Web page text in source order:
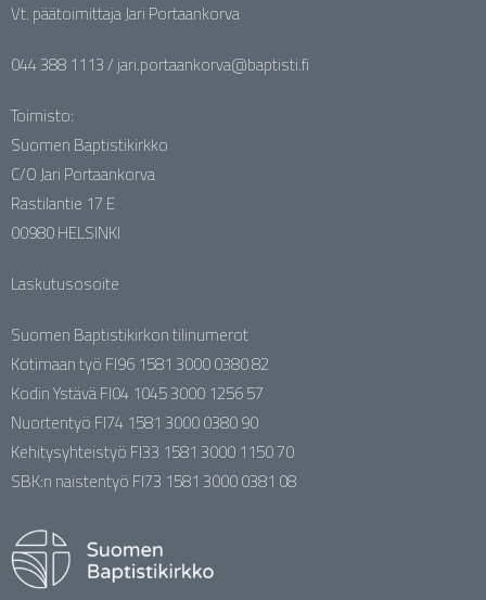
Vt. päätoimittaja Jari Portaankorva
044 388 1113 / jari.portaankorva@baptisti.fi
Toimisto:
Suomen Baptistikirkko
C/O Jari Portaankorva
Rastilantie 17 E
00980 HELSINKI
Laskutusosoite
Suomen Baptistikirkon tilinumerot
Kotimaan työ FI96 1581 3000 0380 82
Kodin Ystävä FI04 1045 3000 1256 57
Nuortentyö FI74 1581 3000 0380 90
Kehitysyhteistyö FI33 1581 3000 1150 70
SBK:n naistentyö FI73 1581 3000 0381 08